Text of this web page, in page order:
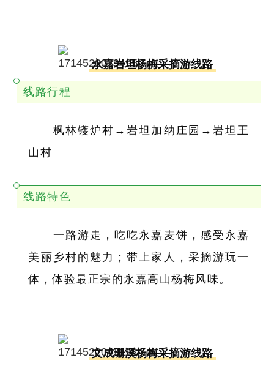
永嘉岩坦杨梅采摘游线路
线路行程
枫林镬炉村→岩坦加纳庄园→岩坦王
山村
线路特色
一路游走，吃吃永嘉麦饼，感受永嘉
美丽乡村的魅力；带上家人，采摘游玩一
体，体验最正宗的永嘉高山杨梅风味。
文成珊溪杨梅采摘游线路